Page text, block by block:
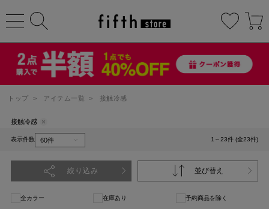
トップ > アイテム一覧 > 接触冷感
接触冷感
表示件数 1～23件 (全23件)
絞り込み 並び替え
全カラー 在庫あり 予約商品を除く